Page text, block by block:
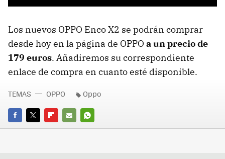
Los nuevos OPPO Enco X2 se podrán comprar
desde hoy en la página de OPPO a un precio de
179 euros. Añadiremos su correspondiente
enlace de compra en cuanto esté disponible.
FACEBOOK
TWITTERFLIPBOARD
E-
WHATSAPP
TEMAS OPPO Oppo